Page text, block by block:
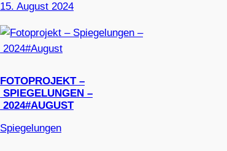
15. August 2024
FOTOPROJEKT –
SPIEGELUNGEN –
2024#AUGUST
Spiegelungen